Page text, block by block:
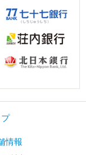
情報